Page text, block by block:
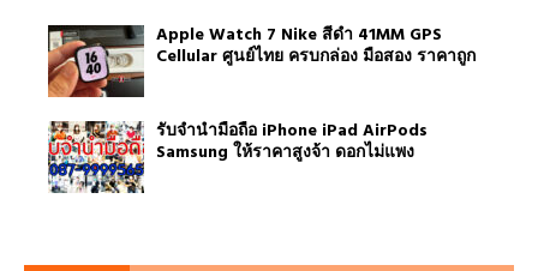
Apple Watch 7 Nike สีดำ 41MM GPS
Cellular ศูนย์ไทย ครบกล่อง มือสอง ราคาถูก
รับจำนำมือถือ iPhone iPad AirPods
Samsung ให้ราคาสูงจ้า ดอกไม่แพง